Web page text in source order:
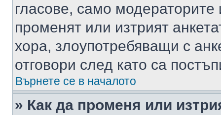
гласове, само
променят или изтрият
хора, злоупотребяващи с
отговори след като са
Върнете се в началото
» Как да променя или